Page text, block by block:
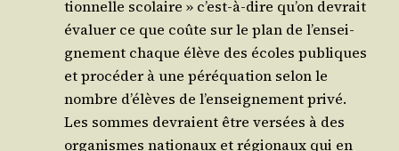
tion­nelle sco­laire » c’est-à-dire qu’on devrait
éva­luer ce que coûte sur le plan de l’en­sei­
gne­ment chaque élève des écoles publiques
et pro­cé­der à une péréqua­tion selon le
nombre d’é­lèves de l’en­sei­gne­ment pri­vé.
Les sommes devraient être ver­sées à des
orga­nismes natio­naux et régio­naux qui en